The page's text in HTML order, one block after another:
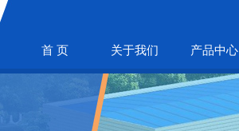
首 页 关于我们 产品中心